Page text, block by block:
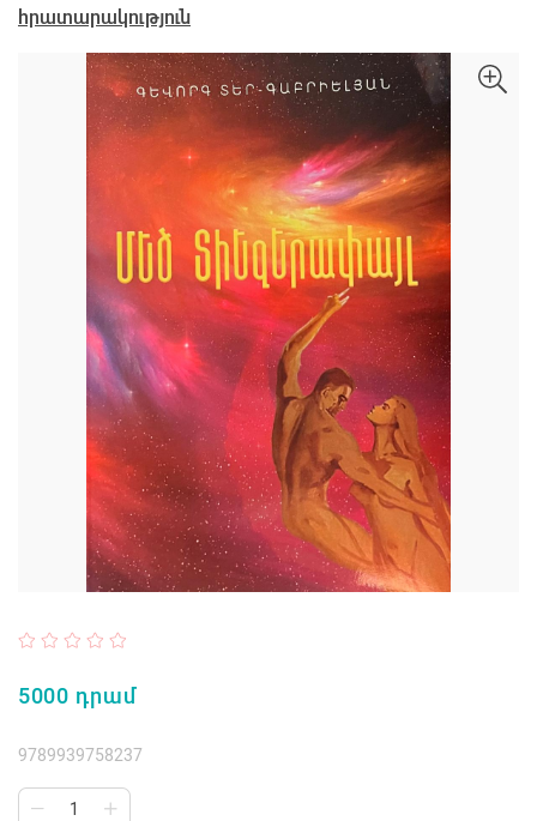
հրատարակություն
5000 դրամ
9789939758237